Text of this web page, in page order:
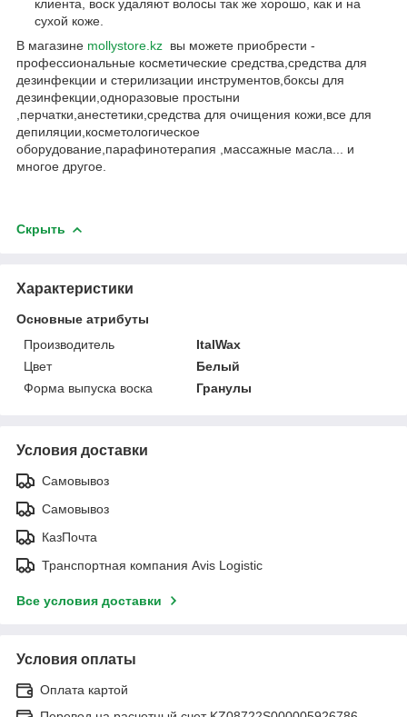
клиента, воск удаляют волосы так же хорошо, как и на
сухой коже.
В магазине mollystore.kz вы можете приобрести -
профессиональные косметические средства,средства для
дезинфекции и стерилизации инструментов,боксы для
дезинфекции,одноразовые простыни
,перчатки,анестетики,средства для очищения кожи,все для
депиляции,косметологическое
оборудование,парафинотерапия ,массажные масла... и
многое другое.
Скрыть
Характеристики
Основные атрибуты
Производитель
ItalWax
Цвет
Белый
Форма выпуска воска
Гранулы
Условия доставки
Самовывоз
Самовывоз
КазПочта
Транспортная компания Avis Logistic
Все условия доставки
Условия оплаты
Оплата картой